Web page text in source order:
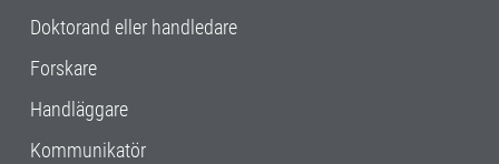
Doktorand eller handledare
Forskare
Handläggare
Kommunikatör